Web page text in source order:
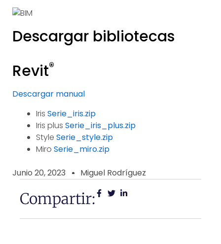
Descargar bibliotecas
Revit®
Descargar manual
Iris Serie_iris.zip
Iris plus Serie_iris_plus.zip
Style Serie_style.zip
Miro Serie_miro.zip
Junio 20, 2023 Miguel Rodríguez
Compartir: